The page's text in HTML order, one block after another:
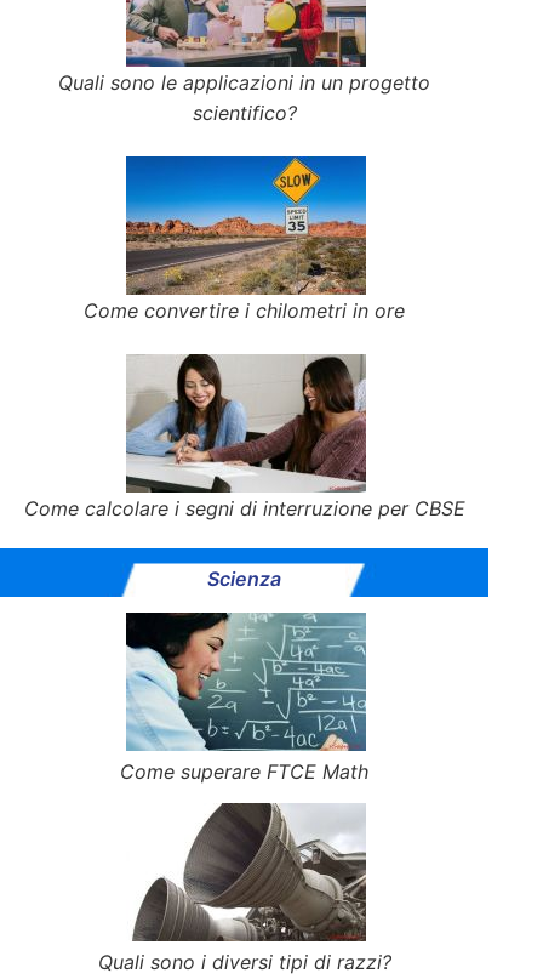
Quali sono le applicazioni in un progetto
scientifico?
Come convertire i chilometri in ore
Come calcolare i segni di interruzione per CBSE
Scienza
Come superare FTCE Math
Quali sono i diversi tipi di razzi?